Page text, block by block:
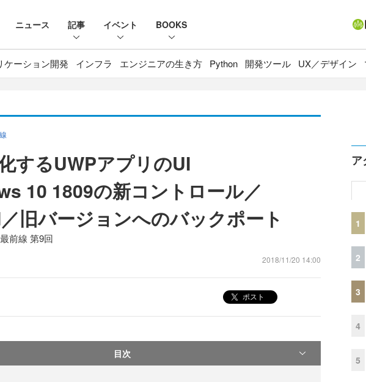
ニュース 記事 イベント BOOKS
ケーション開発 インフラ エンジニアの生き方 Python 開発ツール UX／デザイン
するUWPアプリのUI
10 1809の新コントロール／
旧バージョンへのバックポート
前線 第9回
2018/11/20 14:00
ポスト
目次
ア
1
2
3
4
5